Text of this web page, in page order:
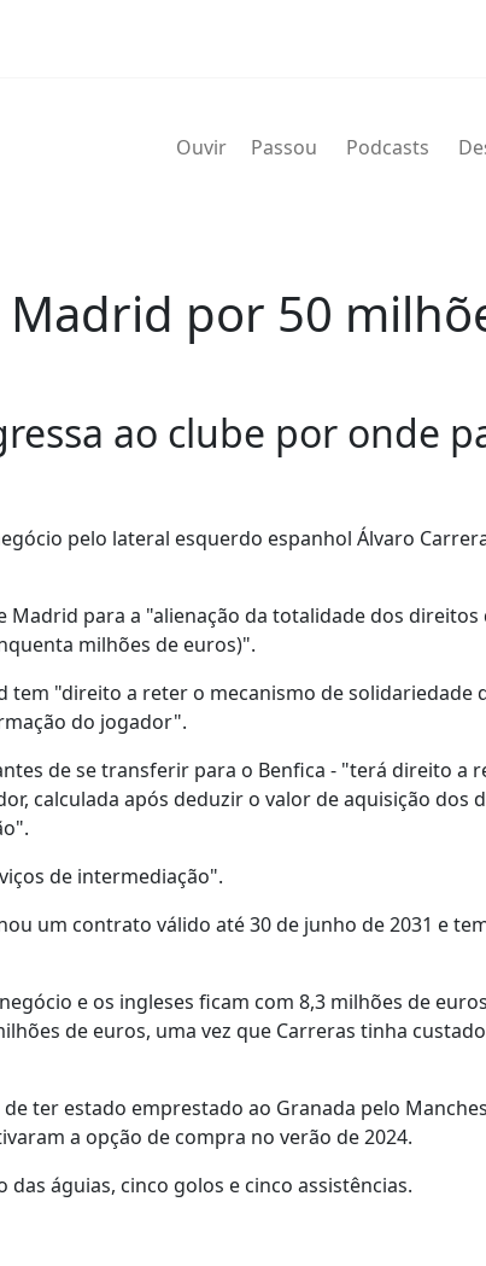
Ouvir Passou Podcasts
por 50
ao clube por onde
pelo lateral esquerdo espanhol Álvaro
Madrid para a "alienação da totalidade dos direitos
milhões de euros)".
"direito a reter o mecanismo de solidariedade
do jogador".
de se transferir para o Benfica - "terá direito a
calculada após deduzir o valor de aquisição dos
de intermediação".
um contrato válido até 30 de junho de 2031 e
e os ingleses ficam com 8,3 milhões de
de euros, uma vez que Carreras tinha
ter estado emprestado ao Granada pelo
a opção de compra no verão de 2024.
águias, cinco golos e cinco assistências.